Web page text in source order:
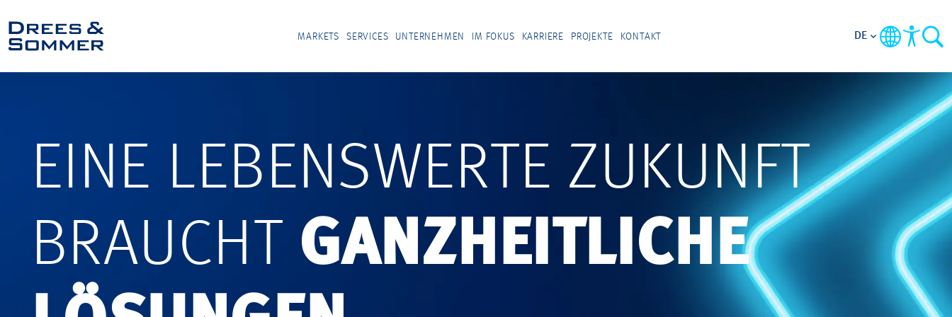
MARKETS SERVICES UNTERNEHMEN IM FOKUS KARRIERE PROJEKTE KONTAKT DE
EINE LEBENSWERTE ZUKUNFT
BRAUCHT GANZHEITLICHE